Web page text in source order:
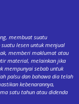
membuat suatu
lesen untuk menjual
memberi maklumat atau
material, melainkan jika
mempunyai sebab untuk
palsu dan bahawa dia telah
kebenarannya,
satu tahun atau didenda